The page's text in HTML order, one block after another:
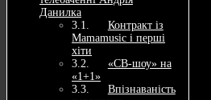
Данилка
Контракт із
Mamamusic і перші
хіти
«СВ-шоу» на
«1+1»
Впізнаваність